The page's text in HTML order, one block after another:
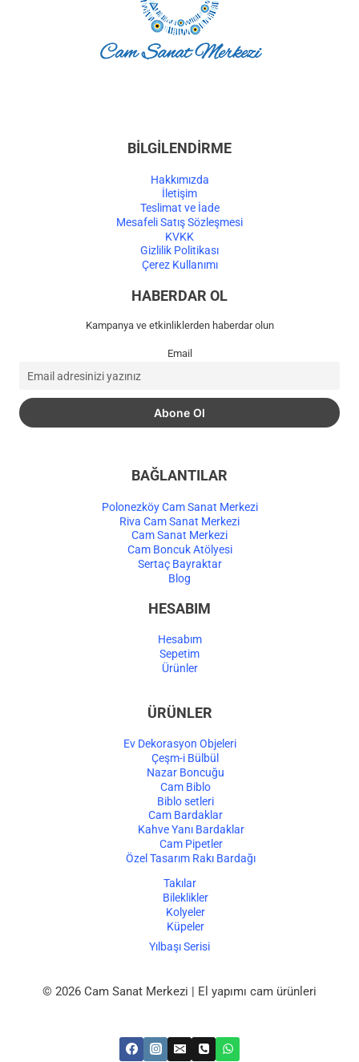
BİLGİLENDİRME
Hakkımızda
İletişim
Teslimat ve İade
Mesafeli Satış Sözleşmesi
KVKK
Gizlilik Politikası
Çerez Kullanımı
HABERDAR OL
Kampanya ve etkinliklerden haberdar olun
Email
BAĞLANTILAR
Polonezköy Cam Sanat Merkezi
Riva Cam Sanat Merkezi
Cam Sanat Merkezi
Cam Boncuk Atölyesi
Sertaç Bayraktar
Blog
HESABIM
Hesabım
Sepetim
Ürünler
ÜRÜNLER
Ev Dekorasyon Objeleri
Çeşm-i Bülbül
Nazar Boncuğu
Cam Biblo
Biblo setleri
Cam Bardaklar
Kahve Yanı Bardaklar
Cam Pipetler
Özel Tasarım Rakı Bardağı
Takılar
Bileklikler
Kolyeler
Küpeler
Yılbaşı Serisi
© 2026 Cam Sanat Merkezi | El yapımı cam ürünleri